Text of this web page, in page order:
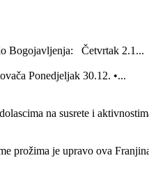
Bogojavljenja: Četvrtak 2.1...
Ponedjeljak 30.12. •...
na susrete i
prožima je upravo ova